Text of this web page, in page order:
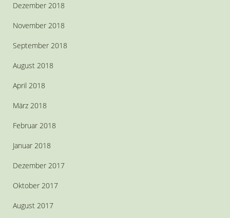
Dezember 2018
November 2018
September 2018
August 2018
April 2018
März 2018
Februar 2018
Januar 2018
Dezember 2017
Oktober 2017
August 2017